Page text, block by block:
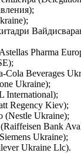
Pharma
Beverages
Ukraine);
International);
Regency Kiev);
(Nestle Ukraine);
Bank
Ukraine);
Ukraine Llc).